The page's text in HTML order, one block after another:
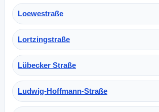
Loewestraße
Lortzingstraße
Lübecker Straße
Ludwig-Hoffmann-Straße